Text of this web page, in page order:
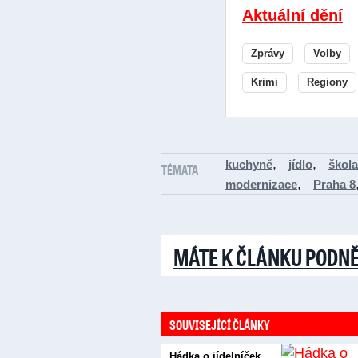
Aktuální dění
Zprávy Volby
Krimi Regiony
TÉMATA kuchyně, jídlo, škola
modernizace, Praha 8,
MÁTE K ČLÁNKU
SOUVISEJÍCÍ ČLÁNKY